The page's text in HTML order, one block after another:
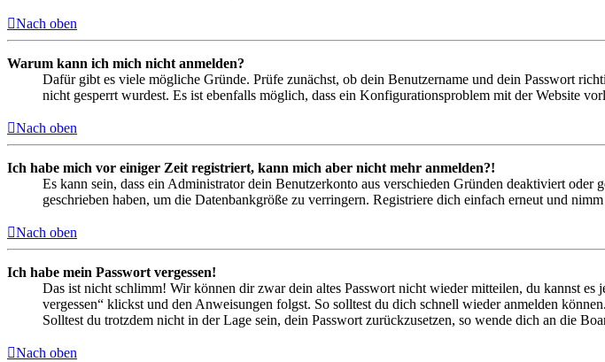
Nach oben
Warum kann ich mich nicht anmelden?
Dafür gibt es viele mögliche Gründe. Prüfe zunächst, ob dein Benutzername und dein Passwort
nicht gesperrt wurdest. Es ist ebenfalls möglich, dass ein Konfigurationsproblem mit der Website
Nach oben
Ich habe mich vor einiger Zeit registriert, kann mich aber nicht mehr anmelden?!
Es kann sein, dass ein Administrator dein Benutzerkonto aus verschieden Gründen deaktiviert
geschrieben haben, um die Datenbankgröße zu verringern. Registriere dich einfach erneut und
Nach oben
Ich habe mein Passwort vergessen!
Das ist nicht schlimm! Wir können dir zwar dein altes Passwort nicht wieder mitteilen, du kannst
vergessen“ klickst und den Anweisungen folgst. So solltest du dich schnell wieder anmelden können.
Solltest du trotzdem nicht in der Lage sein, dein Passwort zurückzusetzen, so wende dich an die
Nach oben